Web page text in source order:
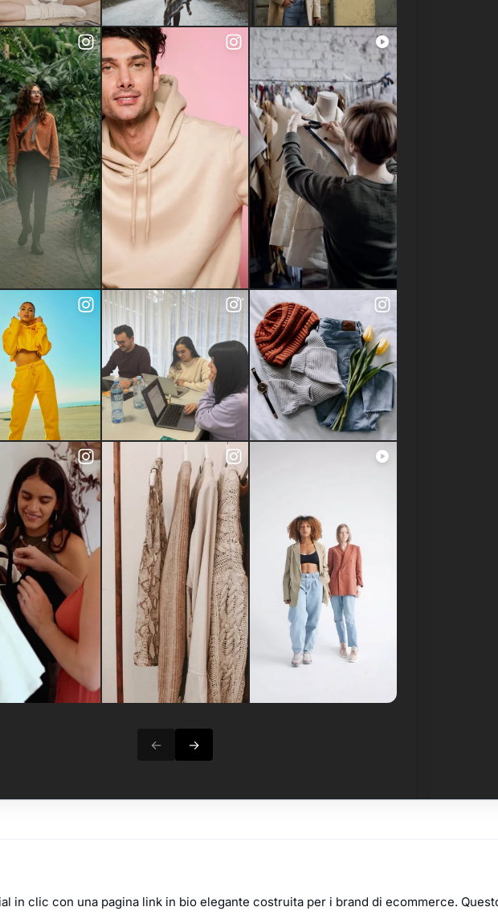
in clic con una pagina link in bio elegante costruita per i brand di ecommerce.